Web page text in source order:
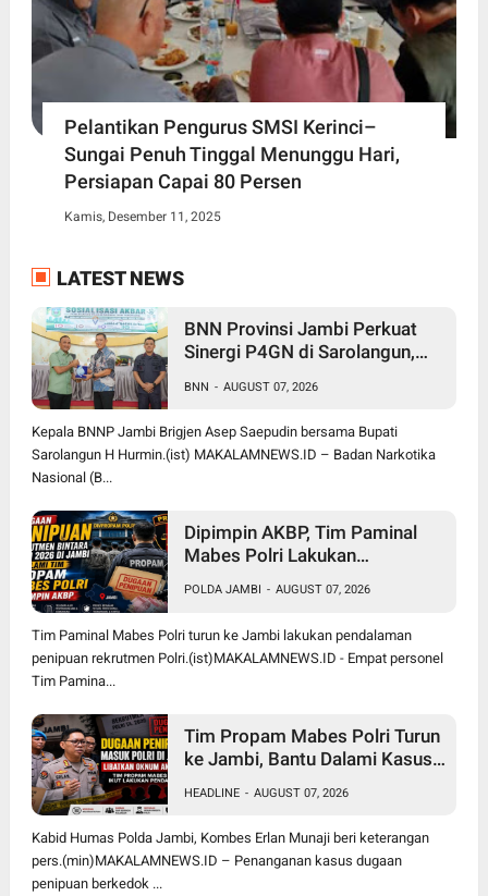
Pelantikan Pengurus SMSI Kerinci–
Sungai Penuh Tinggal Menunggu Hari,
Persiapan Capai 80 Persen
Kamis, Desember 11, 2025
LATEST NEWS
BNN Provinsi Jambi Perkuat
Sinergi P4GN di Sarolangun,
Vape Zombie
BNN - AUGUST 07, 2026
Kepala BNNP Jambi Brigjen Asep Saepudin bersama Bupati
Sarolangun H Hurmin.(ist) MAKALAMNEWS.ID – Badan Narkotika
Nasional (B...
Dipimpin AKBP, Tim Paminal
Mabes Polri Lakukan
Rekrutmen Bintara di Polda
Jambi
POLDA JAMBI - AUGUST 07, 2026
Tim Paminal Mabes Polri turun ke Jambi lakukan pendalaman
penipuan rekrutmen Polri.(ist)MAKALAMNEWS.ID - Empat personel
Tim Pamina...
Tim Propam Mabes Polri Turun
ke Jambi, Bantu Dalami Kasus
Bintara Polri 2026
HEADLINE - AUGUST 07, 2026
Kabid Humas Polda Jambi, Kombes Erlan Munaji beri keterangan
pers.(min)MAKALAMNEWS.ID – Penanganan kasus dugaan
penipuan berkedok ...